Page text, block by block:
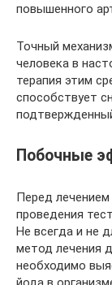
повышенного
Точный
человека в
терапия этим
способствует
Побочные
Перед
проведения
Не всегда и не
метод лечения
необходимо